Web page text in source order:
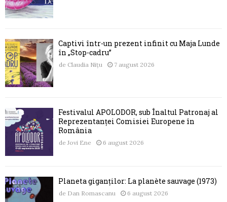
Captivi într-un prezent infinit cu Maja Lunde
în „Stop-cadru”
de Claudia Nițu 7 august 2026
Festivalul APOLODOR, sub Înaltul Patronaj al
Reprezentanței Comisiei Europene în
România
de Jovi Ene 6 august 2026
Planeta giganților: La planète sauvage (1973)
de Dan Romascanu 6 august 2026